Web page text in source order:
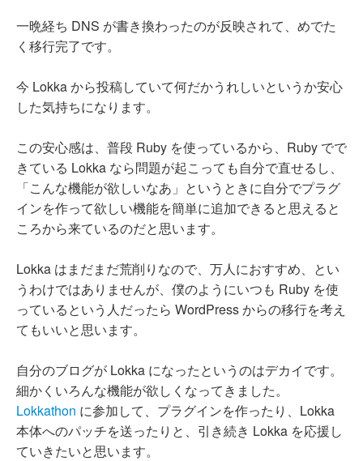
一晩経ち DNS が書き換わったのが反映されて、めでた
く移行完了です。
今 Lokka から投稿していて何だかうれしいというか安心
した気持ちになります。
この安心感は、普段 Ruby を使っているから、Ruby でで
きている Lokka なら問題が起こっても自分で直せるし、
「こんな機能が欲しいなあ」というときに自分でプラグ
インを作って欲しい機能を簡単に追加できると思えると
ころから来ているのだと思います。
Lokka はまだまだ荒削りなので、万人におすすめ、とい
うわけではありませんが、僕のようにいつも Ruby を使
っているという人だったら WordPress からの移行を考え
てもいいと思います。
自分のブログが Lokka になったというのはデカイです。
細かくいろんな機能が欲しくなってきました。
Lokkathon に参加して、プラグインを作ったり、Lokka
本体へのパッチを送ったりと、引き続き Lokka を応援し
ていきたいと思います。